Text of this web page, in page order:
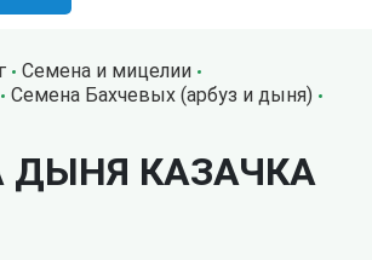
Семена и мицелии
Семена Бахчевых (арбуз и дыня)
ДЫНЯ КАЗАЧКА